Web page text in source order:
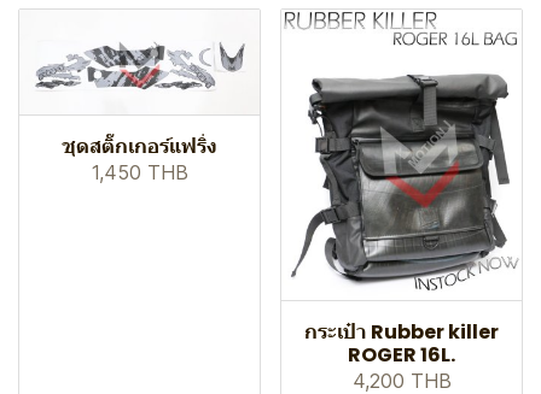
ชุดสติ๊กเกอร์แฟริ่ง
1,450 THB
กระเป๋า Rubber killer
ROGER 16L.
4,200 THB